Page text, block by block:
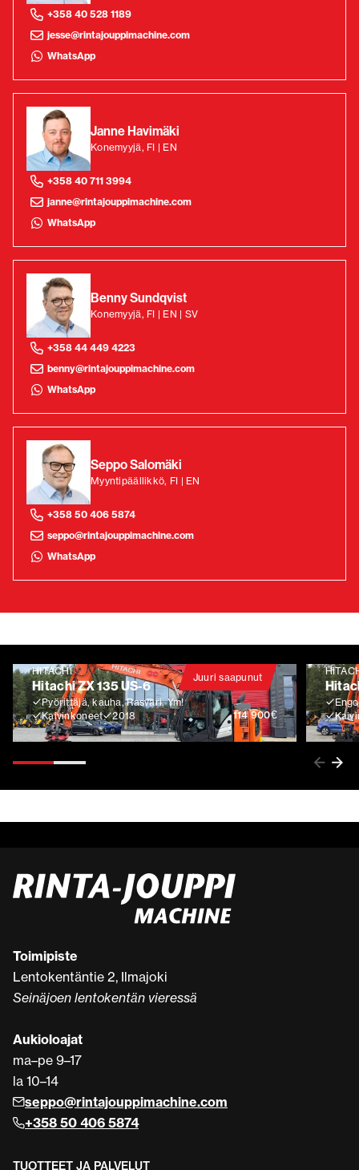
+358 40 528 1189
jesse@rintajouppimachine.com
WhatsApp
Janne Havimäki
Konemyyjä, FI | EN
+358 40 711 3994
janne@rintajouppimachine.com
WhatsApp
Benny Sundqvist
Konemyyjä, FI | EN | SV
+358 44 449 4223
benny@rintajouppimachine.com
WhatsApp
Seppo Salomäki
Myyntipäällikkö, FI | EN
+358 50 406 5874
seppo@rintajouppimachine.com
WhatsApp
Juuri saapunut
HITACHI
Hitachi ZX 135 US-6
Pyörittäjä, kauha, Rasvari, Ym!
Kaivinkoneet
2018 114 900€
Toimipiste
Lentokentäntie 2, Ilmajoki
Seinäjoen lentokentän vieressä
Aukioloajat
ma–pe 9–17
la 10–14
seppo@rintajouppimachine.com
+358 50 406 5874
TUOTTEET JA PALVELUT